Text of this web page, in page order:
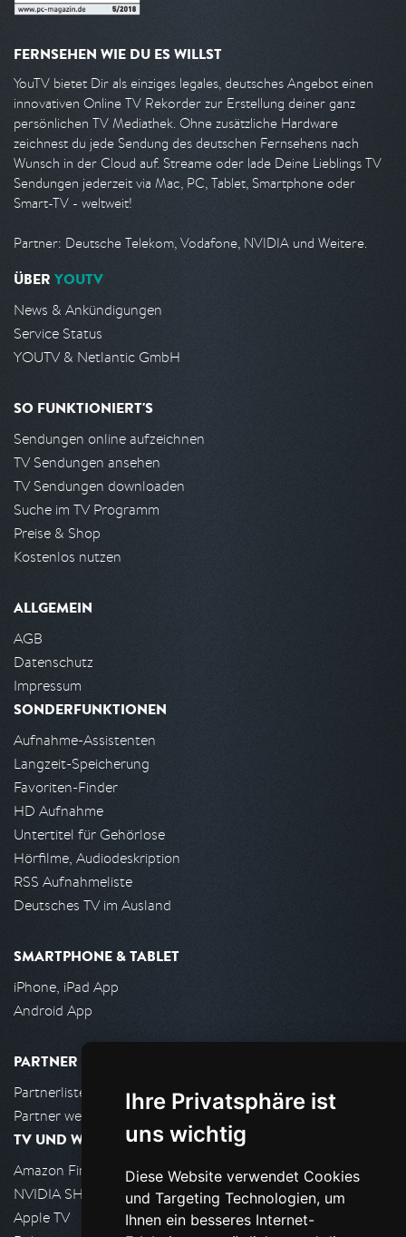
Ihre Privatsphäre ist
uns wichtig
Diese Website verwendet Cookies
und Targeting Technologien, um
Ihnen ein besseres Internet-
FERNSEHEN WIE DU ES WILLST
YouTV bietet Dir als einziges legales, deutsches Angebot einen
innovativen Online TV Rekorder zur Erstellung deiner ganz
persönlichen TV Mediathek. Ohne zusätzliche Hardware
zeichnest du jede Sendung des deutschen Fernsehens nach
Wunsch in der Cloud auf. Streame oder lade Deine Lieblings TV
Sendungen jederzeit via Mac, PC, Tablet, Smartphone oder
Smart-TV - weltweit!
Partner: Deutsche Telekom, Vodafone, NVIDIA und Weitere.
ÜBER YOUTV
News & Ankündigungen
Service Status
YOUTV & Netlantic GmbH
SO FUNKTIONIERT'S
Sendungen online aufzeichnen
TV Sendungen ansehen
TV Sendungen downloaden
Suche im TV Programm
Preise & Shop
Kostenlos nutzen
ALLGEMEIN
AGB
Datenschutz
Impressum
SONDERFUNKTIONEN
Aufnahme-Assistenten
Langzeit-Speicherung
Favoriten-Finder
HD Aufnahme
Untertitel für Gehörlose
Hörfilme, Audiodeskription
RSS Aufnahmeliste
Deutsches TV im Ausland
SMARTPHONE & TABLET
iPhone, iPad App
Android App
PARTNER
Partnerliste
Partner werden
TV UND WOHNZIMMER
Amazon FireTV
NVIDIA SHIELD, Google TV
Apple TV